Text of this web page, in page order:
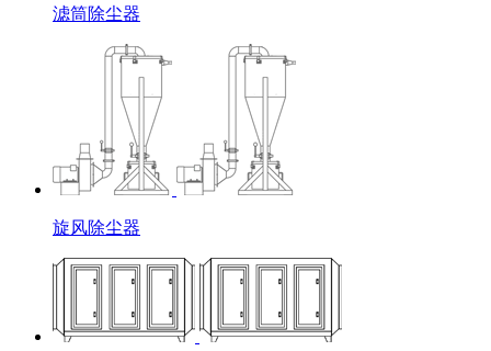
滤筒除尘器
旋风除尘器